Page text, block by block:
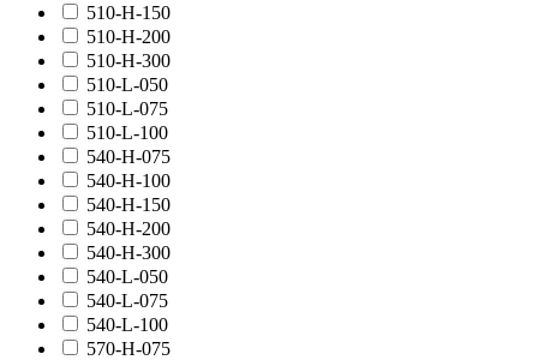
510-H-150
510-H-200
510-H-300
510-L-050
510-L-075
510-L-100
540-H-075
540-H-100
540-H-150
540-H-200
540-H-300
540-L-050
540-L-075
540-L-100
570-H-075